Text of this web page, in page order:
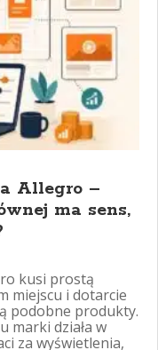
Allegro –
ma sens,
kusi prostą
miejscu i dotarcie
podobne produkty.
marki działa w
za wyświetlenia,